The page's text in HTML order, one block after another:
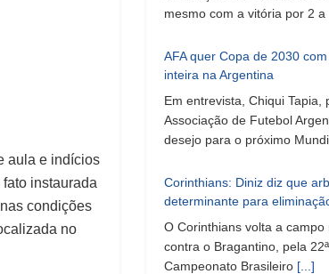
aula e indícios
instaurada
condições
no
mesmo com a vitória por 2 a
AFA quer Copa de 2030
inteira na Argentina
Em entrevista, Chiqui Tapia,
Associação de Futebol
desejo para o próximo
Corinthians: Diniz diz que
determinante para
O Corinthians volta a
contra o Bragantino, pela
Campeonato Brasileiro [...]